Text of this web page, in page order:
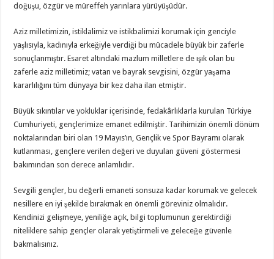
doğuşu, özgür ve müreffeh yarınlara yürüyüşüdür.
Aziz milletimizin, istiklalimiz ve istikbalimizi korumak için genciyle
yaşlısıyla, kadınıyla erkeğiyle verdiği bu mücadele büyük bir zaferle
sonuçlanmıştır. Esaret altındaki mazlum milletlere de ışık olan bu
zaferle aziz milletimiz; vatan ve bayrak sevgisini, özgür yaşama
kararlılığını tüm dünyaya bir kez daha ilan etmiştir.
Büyük sıkıntılar ve yokluklar içerisinde, fedakârlıklarla kurulan Türkiye
Cumhuriyeti, gençlerimize emanet edilmiştir. Tarihimizin önemli dönüm
noktalarından biri olan 19 Mayıs’ın, Gençlik ve Spor Bayramı olarak
kutlanması, gençlere verilen değeri ve duyulan güveni göstermesi
bakımından son derece anlamlıdır.
Sevgili gençler, bu değerli emaneti sonsuza kadar korumak ve gelecek
nesillere en iyi şekilde bırakmak en önemli göreviniz olmalıdır.
Kendinizi gelişmeye, yeniliğe açık, bilgi toplumunun gerektirdiği
niteliklere sahip gençler olarak yetiştirmeli ve geleceğe güvenle
bakmalısınız.